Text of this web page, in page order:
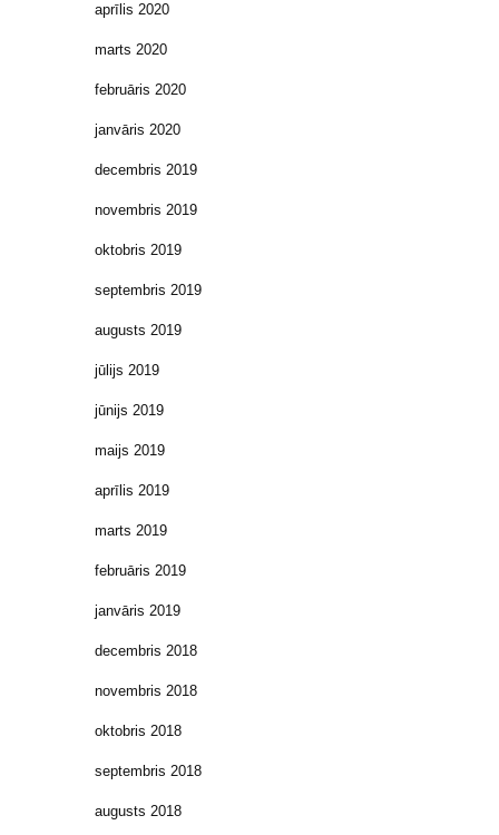
aprīlis 2020
marts 2020
februāris 2020
janvāris 2020
decembris 2019
novembris 2019
oktobris 2019
septembris 2019
augusts 2019
jūlijs 2019
jūnijs 2019
maijs 2019
aprīlis 2019
marts 2019
februāris 2019
janvāris 2019
decembris 2018
novembris 2018
oktobris 2018
septembris 2018
augusts 2018